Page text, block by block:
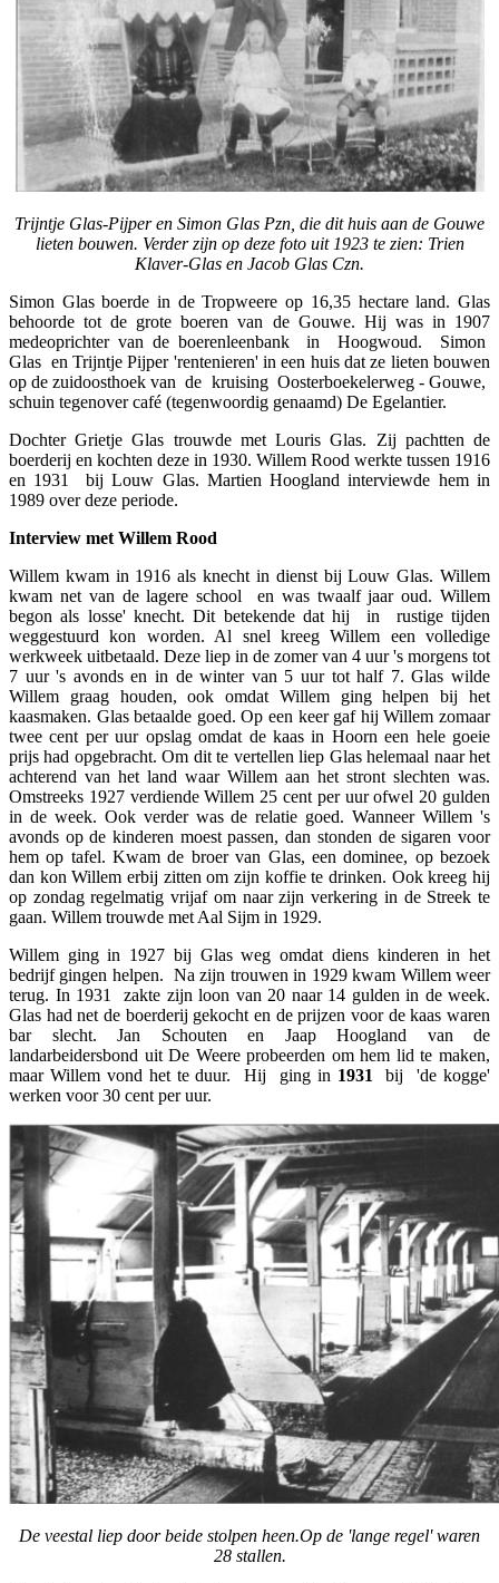
Trijntje Glas-Pijper en Simon Glas Pzn, die dit huis aan de Gouwe
lieten bouwen. Verder zijn op deze foto uit 1923 te zien: Trien
Klaver-Glas en Jacob Glas Czn.
Simon Glas boerde in de Tropweere op 16,35 hectare land. Glas
behoorde tot de grote boeren van de Gouwe. Hij was in 1907
medeoprichter van de boerenleenbank in Hoogwoud. Simon
Glas en Trijntje Pijper 'rentenieren' in een huis dat ze lieten bouwen
op de zuidoosthoek van de kruising Oosterboekelerweg - Gouwe,
schuin tegenover café (tegenwoordig genaamd) De Egelantier.
Dochter Grietje Glas trouwde met Louris Glas. Zij pachtten de
boerderij en kochten deze in 1930. Willem Rood werkte tussen 1916
en 1931 bij Louw Glas. Martien Hoogland interviewde hem in
1989 over deze periode.
Interview met Willem Rood
Willem kwam in 1916 als knecht in dienst bij Louw Glas. Willem
kwam net van de lagere school en was twaalf jaar oud. Willem
begon als losse' knecht. Dit betekende dat hij in rustige tijden
weggestuurd kon worden. Al snel kreeg Willem een volledige
werkweek uitbetaald. Deze liep in de zomer van 4 uur 's morgens tot
7 uur 's avonds en in de winter van 5 uur tot half 7. Glas wilde
Willem graag houden, ook omdat Willem ging helpen bij het
kaasmaken. Glas betaalde goed. Op een keer gaf hij Willem zomaar
twee cent per uur opslag omdat de kaas in Hoorn een hele goeie
prijs had opgebracht. Om dit te vertellen liep Glas helemaal naar het
achterend van het land waar Willem aan het stront slechten was.
Omstreeks 1927 verdiende Willem 25 cent per uur ofwel 20 gulden
in de week. Ook verder was de relatie goed. Wanneer Willem 's
avonds op de kinderen moest passen, dan stonden de sigaren voor
hem op tafel. Kwam de broer van Glas, een dominee, op bezoek
dan kon Willem erbij zitten om zijn koffie te drinken. Ook kreeg hij
op zondag regelmatig vrijaf om naar zijn verkering in de Streek te
gaan. Willem trouwde met Aal Sijm in 1929.
Willem ging in 1927 bij Glas weg omdat diens kinderen in het
bedrijf gingen helpen. Na zijn trouwen in 1929 kwam Willem weer
terug. In 1931 zakte zijn loon van 20 naar 14 gulden in de week.
Glas had net de boerderij gekocht en de prijzen voor de kaas waren
bar slecht. Jan Schouten en Jaap Hoogland van de
landarbeidersbond uit De Weere probeerden om hem lid te maken,
maar Willem vond het te duur. Hij ging in 1931
bij 'de kogge'
werken voor 30 cent per uur.
De veestal liep door beide stolpen heen.Op de 'lange regel' waren
28 stallen.